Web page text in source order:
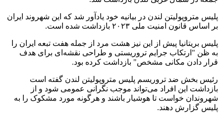
پلیس متروپولیتن لندن در بیانیه خود یادآور شد که این شهروند ایران
بر اساس قانون امنیت ملی ۲۰۲۳ بازداشت شده است.
پلیس بریتانیا پیش از این نیز هشت مرد از جمله هفت تبعه ایران را
به ظن "ارتکاب جرایم تروریستی و طراحی نقشه‌ای برای هدف
قرار دادن مکانی مشخص" بازداشت کرده بود.
رئیس بخش ضد تروریسم پلیس متروپولیتن لندن گفته است
بازداشت این افراد می‌تواند موجب نگرانی عمومی شود و از
شهروندان خواست تا هوشیار باشند و هرگونه مورد مشکوک را به
پلیس گزارش دهند.